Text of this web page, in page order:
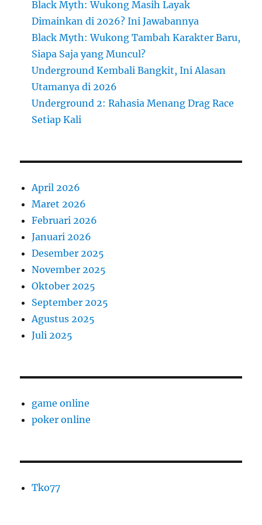
Black Myth: Wukong Masih Layak
Dimainkan di 2026? Ini Jawabannya
Black Myth: Wukong Tambah Karakter Baru,
Siapa Saja yang Muncul?
Underground Kembali Bangkit, Ini Alasan
Utamanya di 2026
Underground 2: Rahasia Menang Drag Race
Setiap Kali
April 2026
Maret 2026
Februari 2026
Januari 2026
Desember 2025
November 2025
Oktober 2025
September 2025
Agustus 2025
Juli 2025
game online
poker online
Tko77